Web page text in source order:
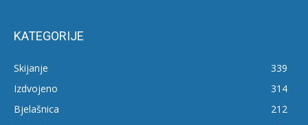
KATEGORIJE
Skijanje
339
Izdvojeno
314
Bjelašnica
212